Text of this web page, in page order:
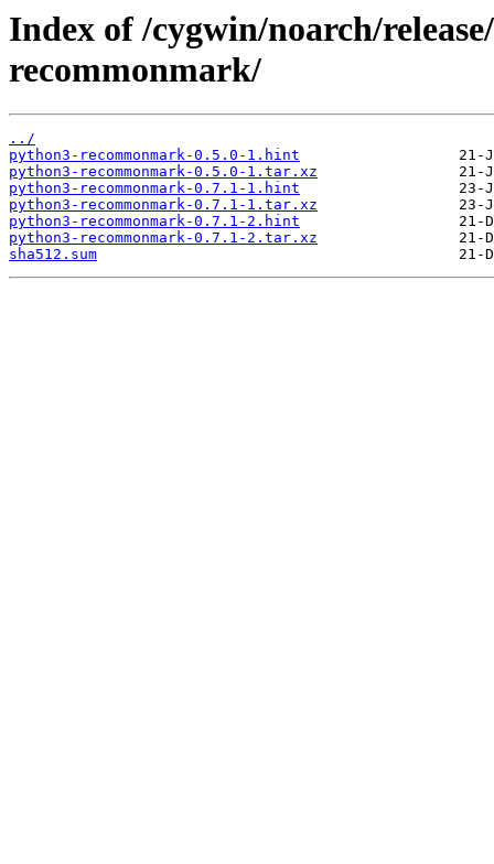
Index of /cygwin/noarch/
recommonmark/
../
python3-recommonmark-0.5.0-1.hint
python3-recommonmark-0.5.0-1.tar.xz
python3-recommonmark-0.7.1-1.hint
python3-recommonmark-0.7.1-1.tar.xz
python3-recommonmark-0.7.1-2.hint
python3-recommonmark-0.7.1-2.tar.xz
sha512.sum